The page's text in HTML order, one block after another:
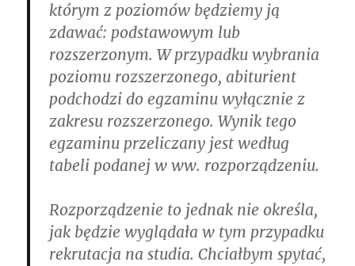
którym z poziomów będziemy ją
zdawać: podstawowym lub
rozszerzonym. W przypadku wybrania
poziomu rozszerzonego, abiturient
podchodzi do egzaminu wyłącznie z
zakresu rozszerzonego. Wynik tego
egzaminu przeliczany jest według
tabeli podanej w ww. rozporządzeniu.
Rozporządzenie to jednak nie określa,
jak będzie wyglądała w tym przypadku
rekrutacja na studia. Chciałbym spytać,